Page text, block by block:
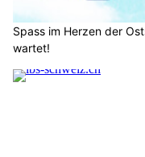
Spass im Herzen der
wartet!